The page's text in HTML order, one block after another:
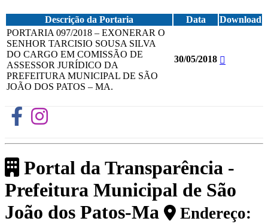
Descrição da Portaria Data
Download
PORTARIA 097/2018 – EXONERAR O
SENHOR TARCISIO SOUSA SILVA
DO CARGO EM COMISSÃO DE
ASSESSOR JURÍDICO DA
PREFEITURA MUNICIPAL DE SÃO
JOÃO DOS PATOS – MA.
30/05/2018
Portal da Transparência -
Prefeitura Municipal de São
João dos Patos-Ma
Endereço: